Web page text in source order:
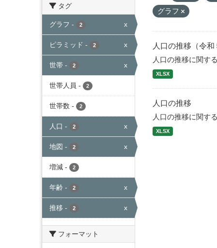
タグ
グラフ - 2 x
ピラミッド - 2 x
世帯 - 2 x
世帯人員 - 2
世帯数 - 2
人口 - 2 x
地図 - 2 x
増減 - 2
年齢 - 2 x
推移 - 2 x
フォーマット
グラフ
人口の推移（令和
人口の推移に関す
XLSX
人口の推移
人口の推移に関す
XLSX